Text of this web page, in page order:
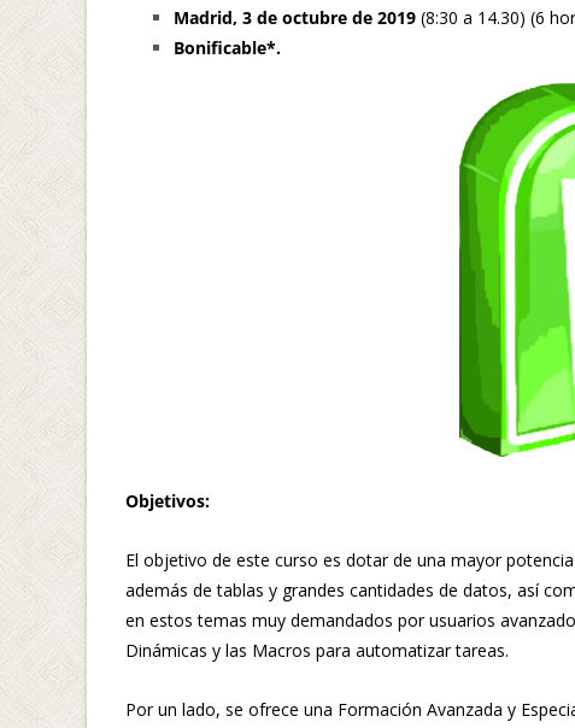
Madrid, 3 de octubre de 2019 (8:30 a 14.30) (6
Bonificable*.
Objetivos:
El objetivo de este curso es dotar de una mayor
además de tablas y grandes cantidades de datos, así
en estos temas muy demandados por usuarios
Dinámicas y las Macros para automatizar tareas.
Por un lado, se ofrece una Formación Avanzada y